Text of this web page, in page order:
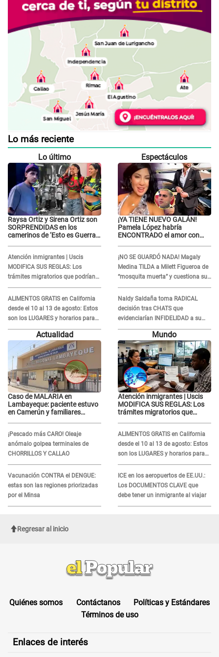
Lo más reciente
Lo último
Raysa Ortiz y Sirena Ortiz son
SORPRENDIDAS en los
camerinos de ‘Esto es Guerra’
Gabriel Moisés: “Gracias”
Atención inmigrantes | Uscis
MODIFICA SUS REGLAS: Los
trámites migratorios que podrían
necesitar tu prueba de ADN
ALIMENTOS GRATIS en California
desde el 10 al 13 de agosto: Estos
son los LUGARES y horarios para
recibir la ayuda
Espectáculos
¡YA TIENE NUEVO GALÁN!
Pamela López habría
ENCONTRADO el amor con
¡NO SE GUARDÓ NADA! Magaly
Medina TILDA a Milett Figueroa de
“mosquita muerta” y cuestiona su
RECONCILIACIÓN con Marcelo
Tinelli en TV argentina
Naldy Saldaña toma RADICAL
decisión tras CHATS que
evidenciarían INFIDELIDAD a su
novio con animador de 'La Bella
Luz': "Un día..."
Actualidad
Caso de MALARIA en
Lambayeque: paciente estuvo
en Camerún y familiares
¡Pescado más CARO! Oleaje
anómalo golpea terminales de
CHORRILLOS Y CALLAO
Vacunación CONTRA el DENGUE:
estas son las regiones priorizadas
por el Minsa
Mundo
Atención inmigrantes | Uscis
MODIFICA SUS REGLAS: Los
trámites migratorios que
ALIMENTOS GRATIS en California
desde el 10 al 13 de agosto: Estos
son los LUGARES y horarios para
recibir la ayuda
ICE en los aeropuertos de EE.UU.:
Los DOCUMENTOS CLAVE que
debe tener un inmigrante al viajar
Regresar al inicio
Quiénes somos Contáctanos
Políticas y Estándares
Términos de uso
Enlaces de interés